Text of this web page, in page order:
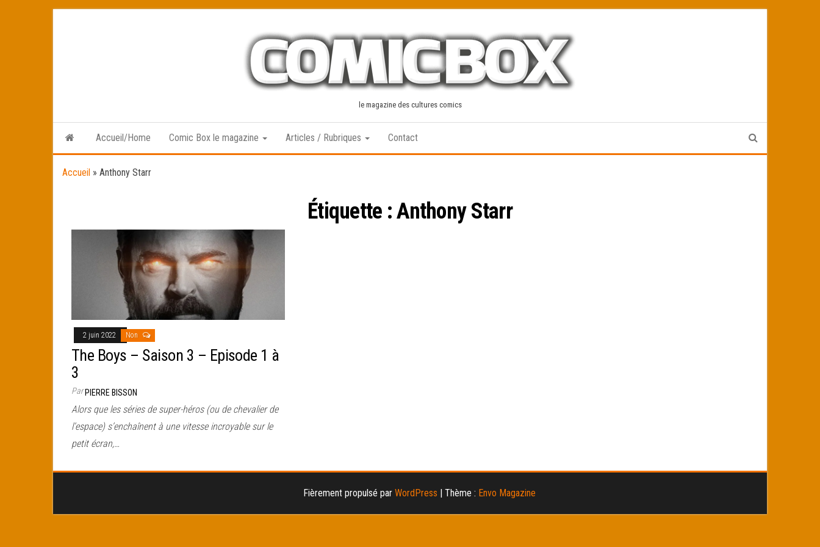
le magazine des cultures comics
Accueil/Home Comic Box le magazine Articles / Rubriques Contact
Accueil » Anthony Starr
Étiquette :Anthony Starr
2 juin 2022 Non
The Boys – Saison 3 – Episode 1 à
3
ParPIERRE BISSON
Alors que les séries de super-héros (ou de chevalier de
l’espace) s’enchaînent à une vitesse incroyable sur le
petit écran,…
Fièrement propulsé par WordPress | Thème : Envo Magazine